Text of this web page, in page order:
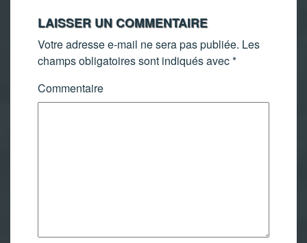
LAISSER UN COMMENTAIRE
Votre adresse e-mail ne sera pas publiée. Les
champs obligatoires sont indiqués avec*
Commentaire